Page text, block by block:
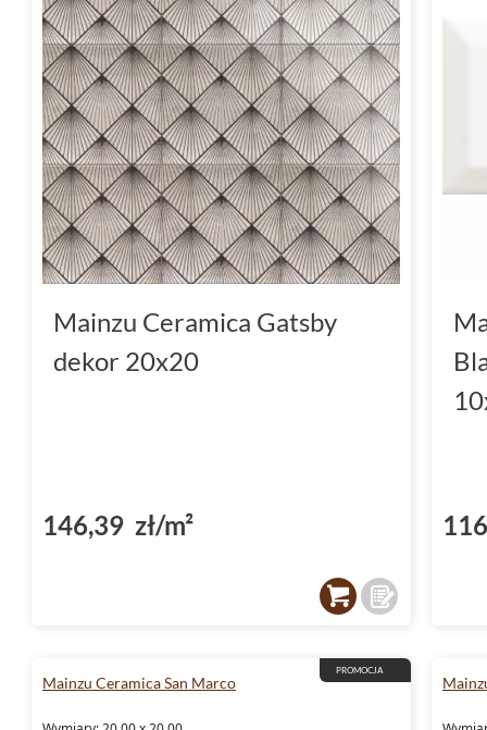
Mainzu Ceramica Gatsby
dekor 20x20
146,39 zł/m²
PROMOCJA
Mainzu Ceramica San Marco